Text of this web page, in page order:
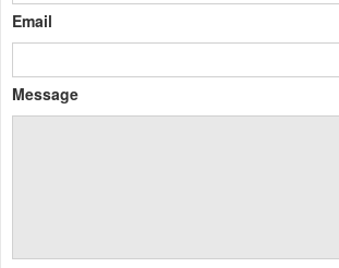
Email
Message